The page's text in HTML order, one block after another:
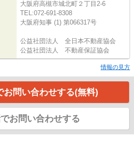
大阪府高槻市城北町２丁目2-6
TEL:072-691-8308
大阪府知事 (1) 第066317号
公益社団法人 全日本不動産協会
公益社団法人 不動産保証協会
情報の見方
お問い合わせする(無料)
お問い合わせする